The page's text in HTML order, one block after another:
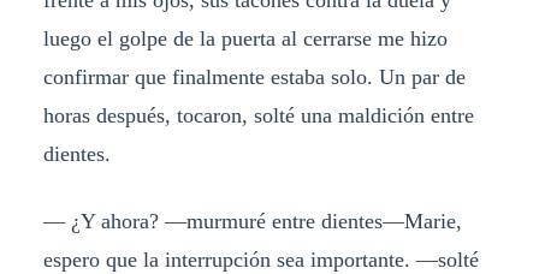
luego el golpe de la puerta al cerrarse me hizo
confirmar que finalmente estaba solo. Un par de
horas después, tocaron, solté una maldición entre
dientes.
— ¿Y ahora? —murmuré entre dientes—Marie,
espero que la interrupción sea importante. —solté